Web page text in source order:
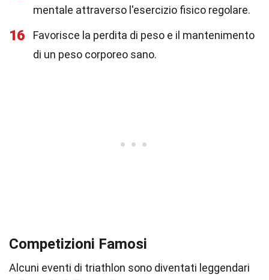
mentale attraverso l'esercizio fisico regolare.
16
Favorisce la perdita di peso e il mantenimento
di un peso corporeo sano.
Competizioni Famosi
Alcuni eventi di triathlon sono diventati leggendari